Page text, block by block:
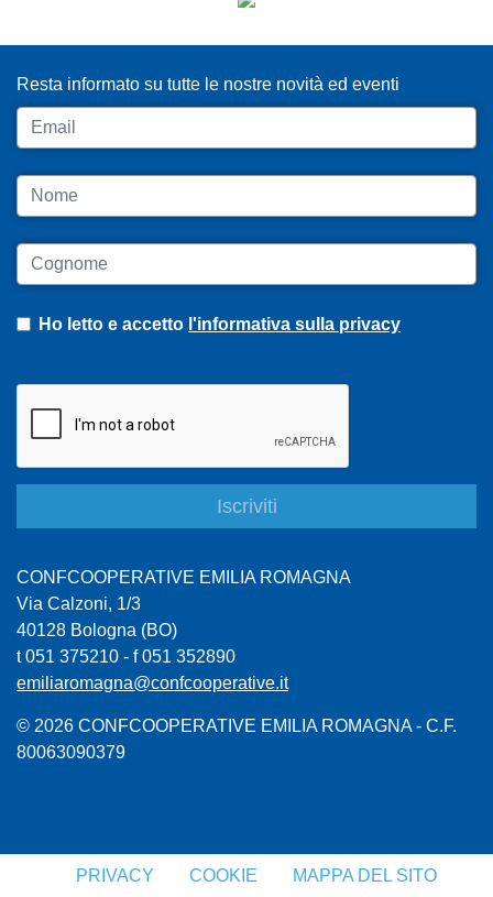
Resta informato su tutte le nostre novità ed eventi
Email
Nome
Cognome
Ho letto e accetto l'informativa sulla privacy
CONFCOOPERATIVE EMILIA ROMAGNA
Via Calzoni, 1/3
40128 Bologna (BO)
t 051 375210 - f 051 352890
emiliaromagna@confcooperative.it
© 2026 CONFCOOPERATIVE EMILIA ROMAGNA - C.F.
80063090379
PRIVACY COOKIE MAPPA DEL SITO